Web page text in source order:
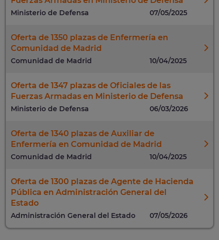
Ministerio de Defensa 07/05/2025
Oferta de 1350 plazas de Enfermería en
Comunidad de Madrid
Comunidad de Madrid 10/04/2025
Oferta de 1347 plazas de Oficiales de las
Fuerzas Armadas en Ministerio de Defensa
Ministerio de Defensa 06/03/2026
Oferta de 1340 plazas de Auxiliar de
Enfermería en Comunidad de Madrid
Comunidad de Madrid 10/04/2025
Oferta de 1300 plazas de Agente de Hacienda
Pública en Administración General del
Estado
Administración General del Estado 07/05/2026